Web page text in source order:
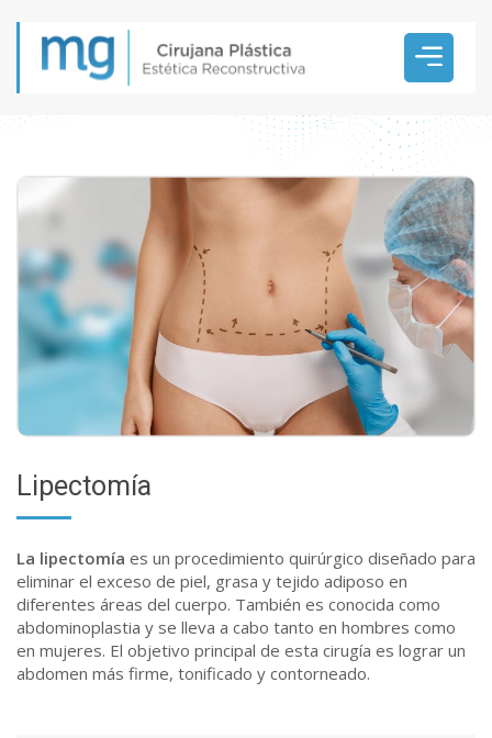
Lipectomía
La lipectomía es un procedimiento quirúrgico diseñado para
eliminar el exceso de piel, grasa y tejido adiposo en
diferentes áreas del cuerpo. También es conocida como
abdominoplastia y se lleva a cabo tanto en hombres como
en mujeres. El objetivo principal de esta cirugía es lograr un
abdomen más firme, tonificado y contorneado.